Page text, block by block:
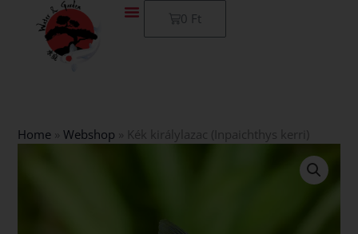
0 Ft
Kosár
Home »Webshop Kék királylazac (Inpaichthys kerri)